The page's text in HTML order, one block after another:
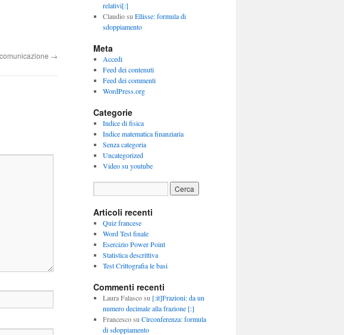
→
relativi[:]
Claudiosu Ellisse: formula di
sdoppiamento
Meta
Accedi
Feed dei contenuti
Feed dei commenti
WordPress.org
Categorie
Indice di fisica
Indice matematica finanziaria
Senza categoria
Uncategorized
Video su youtube
Articoli recenti
Quiz francese
Word Test finale
Esercizio Power Point
Statistica descrittiva
Test Crittografia le basi
Commenti recenti
Laura Falascosu [:it]Frazioni: da un
numero decimale alla frazione [:]
Francescosu Circonferenza: formula
di sdoppiamento